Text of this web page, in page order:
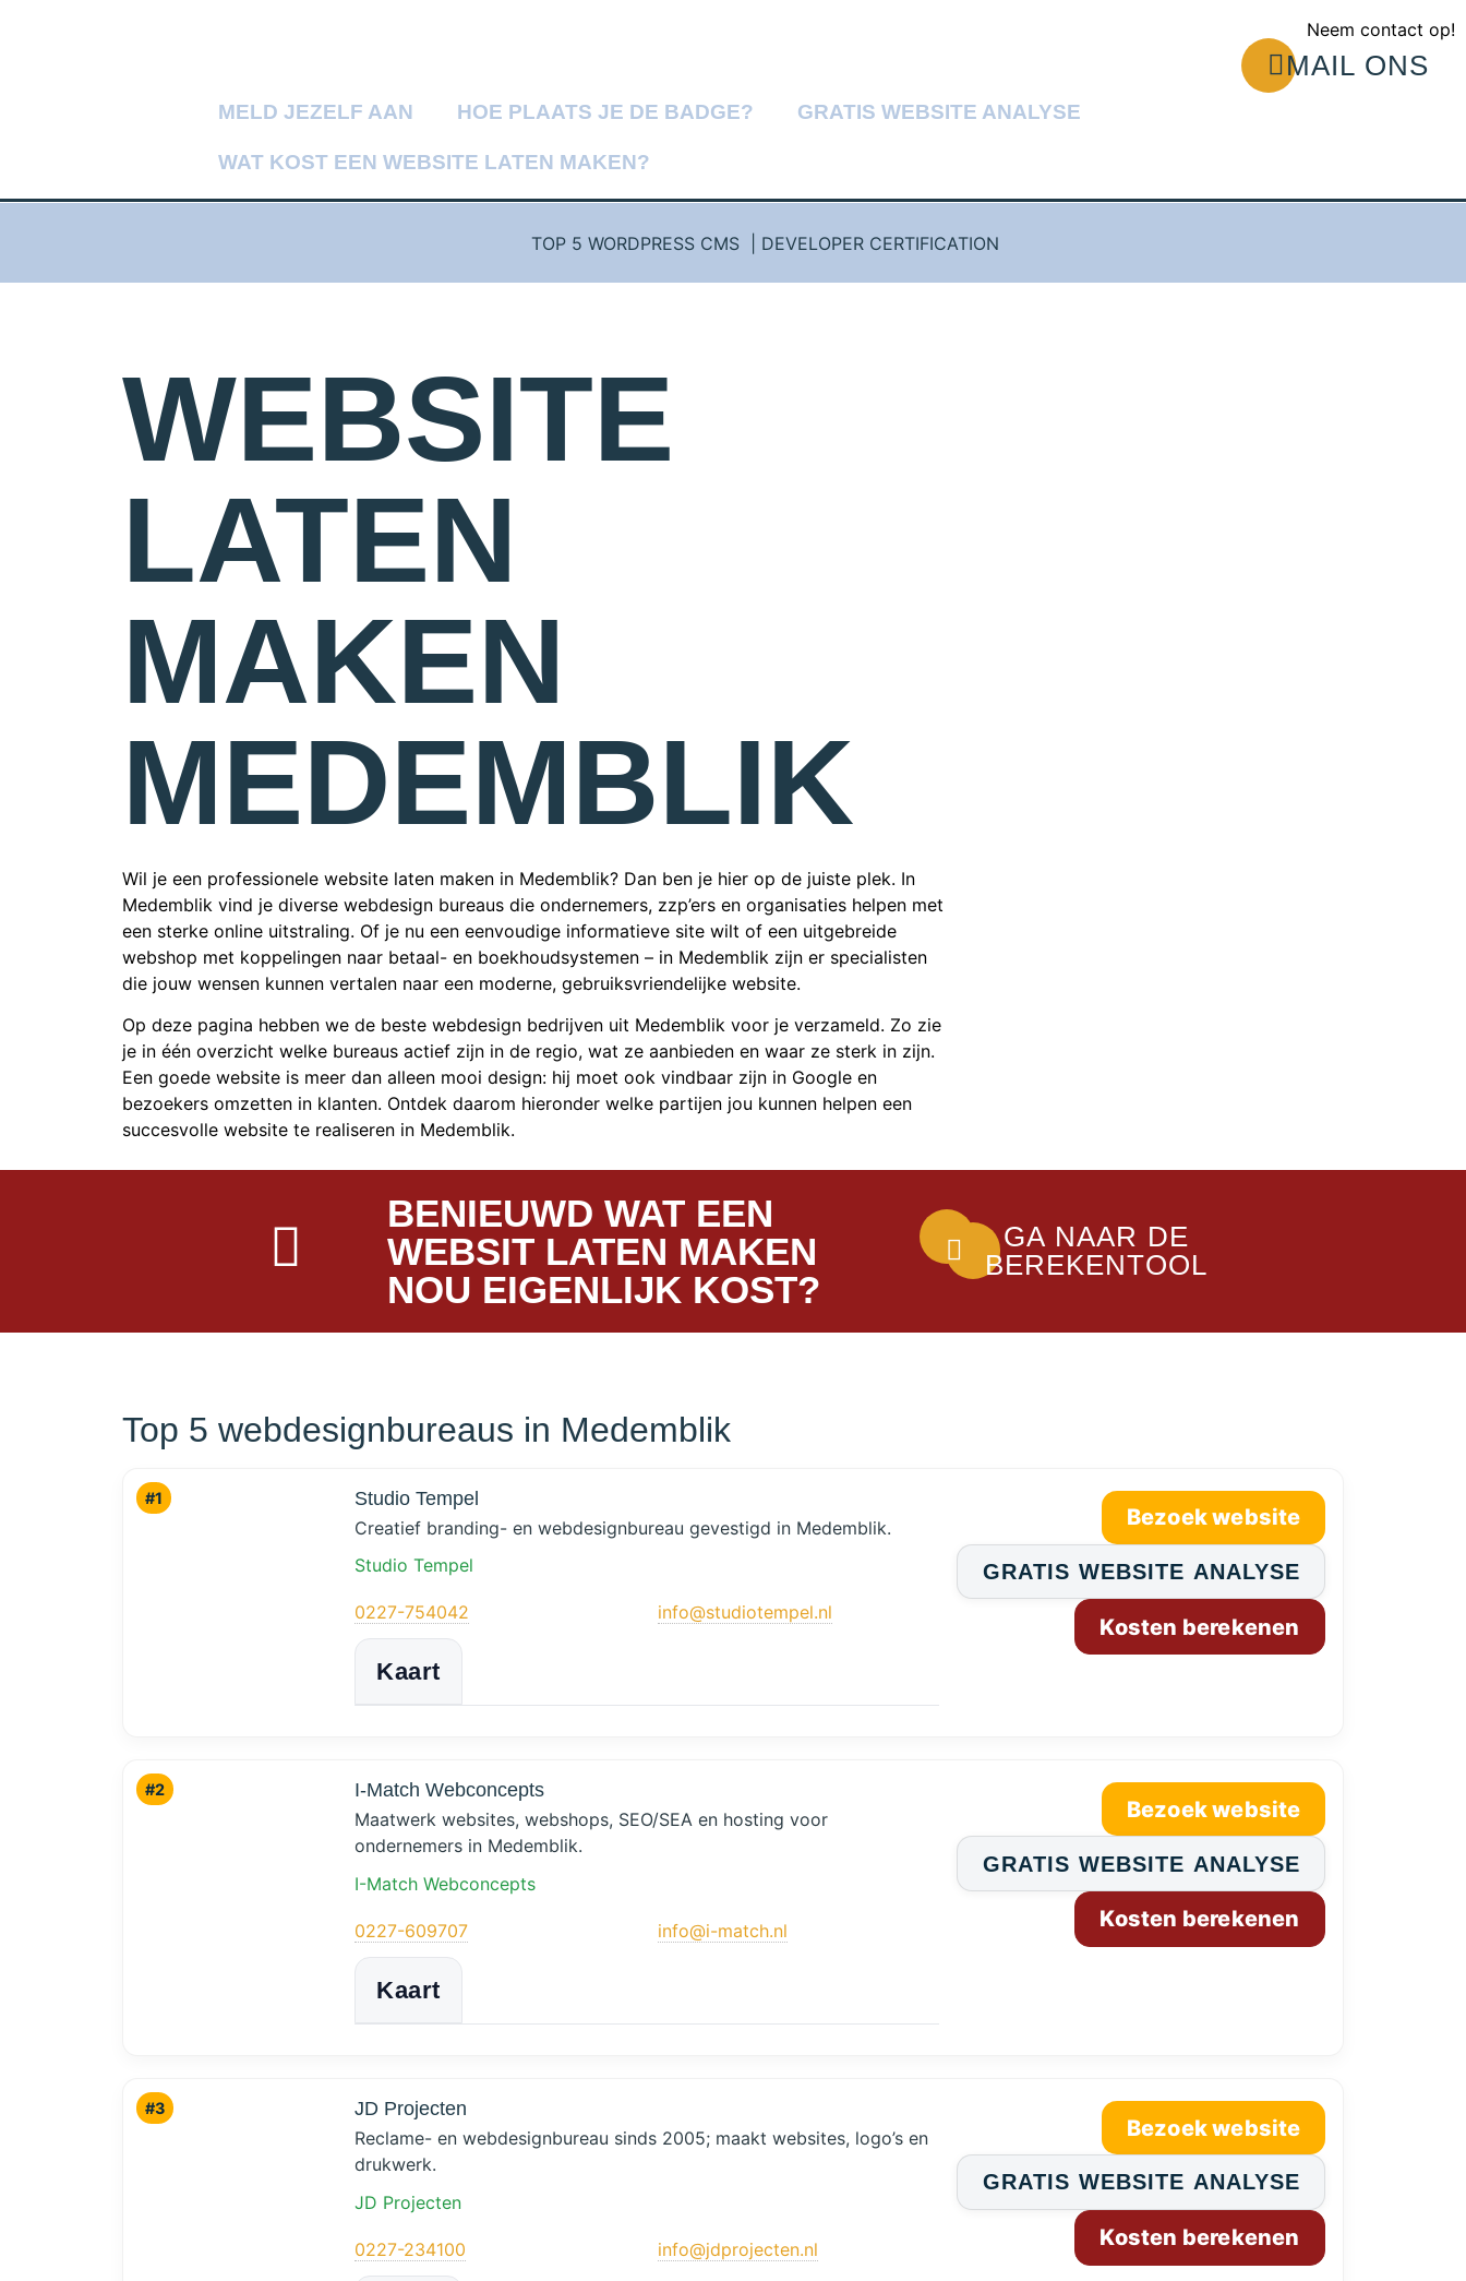
Neem contact op!
MAIL ONS
MELD JEZELF AAN HOE PLAATS JE DE BADGE? GRATIS WEBSITE ANALYSE
WAT KOST EEN WEBSITE LATEN MAKEN?
TOP 5 WORDPRESS CMS | DEVELOPER CERTIFICATION
WEBSITE
LATEN
MAKEN
MEDEMBLIK
Wil je een professionele website laten maken in Medemblik? Dan ben je hier op de juiste plek. In
Medemblik vind je diverse webdesign bureaus die ondernemers, zzp’ers en organisaties helpen met
een sterke online uitstraling. Of je nu een eenvoudige informatieve site wilt of een uitgebreide
webshop met koppelingen naar betaal- en boekhoudsystemen – in Medemblik zijn er specialisten
die jouw wensen kunnen vertalen naar een moderne, gebruiksvriendelijke website.
Op deze pagina hebben we de beste webdesign bedrijven uit Medemblik voor je verzameld. Zo zie
je in één overzicht welke bureaus actief zijn in de regio, wat ze aanbieden en waar ze sterk in zijn.
Een goede website is meer dan alleen mooi design: hij moet ook vindbaar zijn in Google en
bezoekers omzetten in klanten. Ontdek daarom hieronder welke partijen jou kunnen helpen een
succesvolle website te realiseren in Medemblik.
BENIEUWD WAT EEN
WEBSIT LATEN MAKEN
NOU EIGENLIJK KOST?
GA NAAR DE
BEREKENTOOL
Top 5 webdesignbureaus in Medemblik
#1 Studio Tempel
Creatief branding- en webdesignbureau gevestigd in Medemblik.
Studio Tempel
0227-754042 info@studiotempel.nl
Kaart
Bezoek website
GRATIS WEBSITE ANALYSE
Kosten berekenen
#2 I-Match Webconcepts
Maatwerk websites, webshops, SEO/SEA en hosting voor
ondernemers in Medemblik.
I-Match Webconcepts
0227-609707 info@i-match.nl
Kaart
Bezoek website
GRATIS WEBSITE ANALYSE
Kosten berekenen
#3 JD Projecten
Reclame- en webdesignbureau sinds 2005; maakt websites, logo’s en
drukwerk.
JD Projecten
0227-234100 info@jdprojecten.nl
Bezoek website
GRATIS WEBSITE ANALYSE
Kosten berekenen